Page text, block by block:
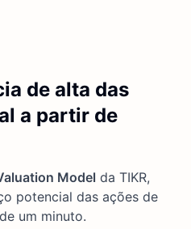
de alta das
a partir de
Model da TIKR,
potencial das ações de
um minuto.